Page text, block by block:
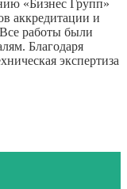
«Бизнес Групп»
аккредитации и
работы были
Благодаря
экспертиза